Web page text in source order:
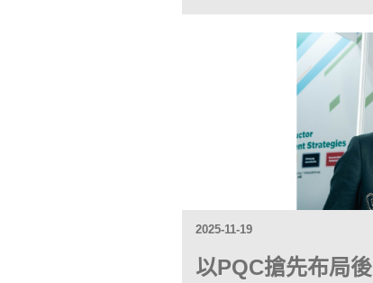
2025-11-19
以PQC搶先布局